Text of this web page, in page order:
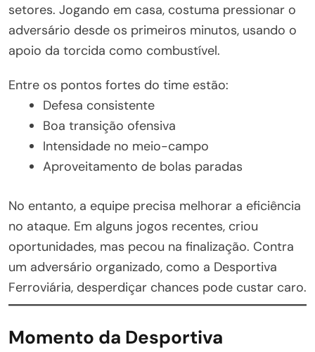
setores. Jogando em casa, costuma pressionar o
adversário desde os primeiros minutos, usando o
apoio da torcida como combustível.
Entre os pontos fortes do time estão:
Defesa consistente
Boa transição ofensiva
Intensidade no meio-campo
Aproveitamento de bolas paradas
No entanto, a equipe precisa melhorar a eficiência
no ataque. Em alguns jogos recentes, criou
oportunidades, mas pecou na finalização. Contra
um adversário organizado, como a Desportiva
Ferroviária, desperdiçar chances pode custar caro.
Momento da Desportiva